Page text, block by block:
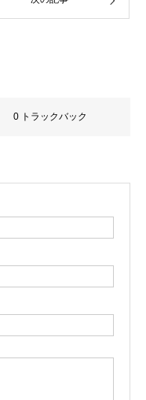
0 トラックバック